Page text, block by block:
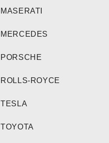
MASERATI
MERCEDES
PORSCHE
ROLLS-ROYCE
TESLA
TOYOTA